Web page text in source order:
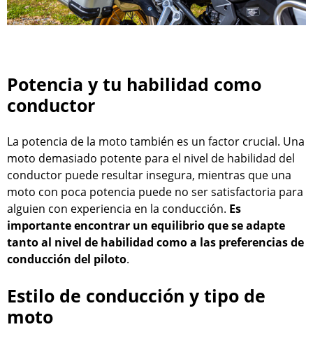
Potencia y tu habilidad como
conductor
La potencia de la moto también es un factor crucial. Una
moto demasiado potente para el nivel de habilidad del
conductor puede resultar insegura, mientras que una
moto con poca potencia puede no ser satisfactoria para
alguien con experiencia en la conducción. Es
importante encontrar un equilibrio que se adapte
tanto al nivel de habilidad como a las preferencias de
conducción del piloto.
Estilo de conducción y tipo de
moto